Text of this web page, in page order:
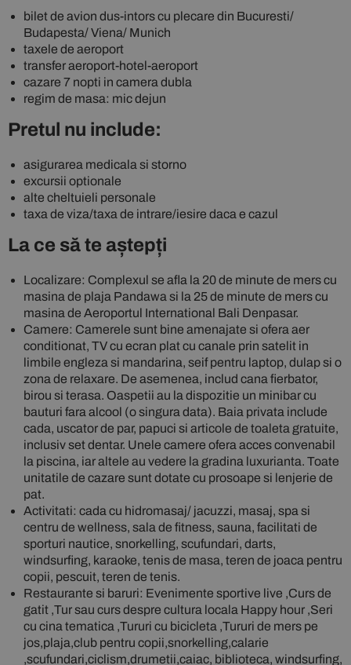
bilet de avion dus-intors cu plecare din Bucuresti/
Budapesta/ Viena/ Munich
taxele de aeroport
transfer aeroport-hotel-aeroport
cazare 7 nopti in camera dubla
regim de masa: mic dejun
Pretul nu include:
asigurarea medicala si storno
excursii optionale
alte cheltuieli personale
taxa de viza/taxa de intrare/iesire daca e cazul
La ce să te aștepți
Localizare: Complexul se afla la 20 de minute de mers cu
masina de plaja Pandawa si la 25 de minute de mers cu
masina de Aeroportul International Bali Denpasar.
Camere: Camerele sunt bine amenajate si ofera aer
conditionat, TV cu ecran plat cu canale prin satelit in
limbile engleza si mandarina, seif pentru laptop, dulap si o
zona de relaxare. De asemenea, includ cana fierbator,
birou si terasa. Oaspetii au la dispozitie un minibar cu
bauturi fara alcool (o singura data). Baia privata include
cada, uscator de par, papuci si articole de toaleta gratuite,
inclusiv set dentar. Unele camere ofera acces convenabil
la piscina, iar altele au vedere la gradina luxurianta. Toate
unitatile de cazare sunt dotate cu prosoape si lenjerie de
pat.
Activitati: cada cu hidromasaj/ jacuzzi, masaj, spa si
centru de wellness, sala de fitness, sauna, facilitati de
sporturi nautice, snorkelling, scufundari, darts,
windsurfing, karaoke, tenis de masa, teren de joaca pentru
copii, pescuit, teren de tenis.
Restaurante si baruri: Evenimente sportive live ,Curs de
gatit ,Tur sau curs despre cultura locala Happy hour ,Seri
cu cina tematica ,Tururi cu bicicleta ,Tururi de mers pe
jos,plaja,club pentru copii,snorkelling,calarie
,scufundari,ciclism,drumetii,caiac, biblioteca, windsurfing,